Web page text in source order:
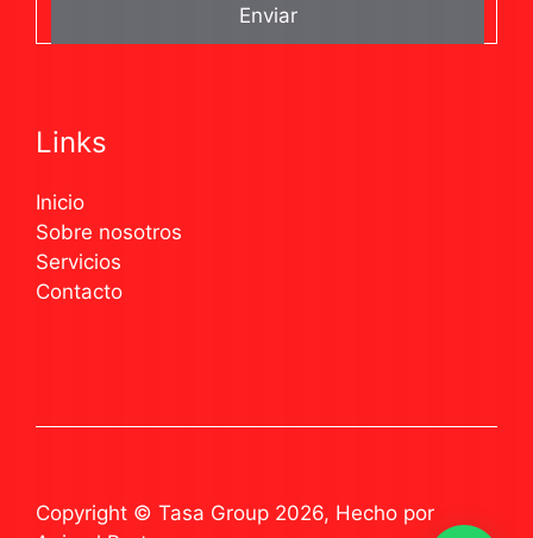
Links
Inicio
Sobre nosotros
Servicios
Contacto
Copyright © Tasa Group 2026, Hecho por